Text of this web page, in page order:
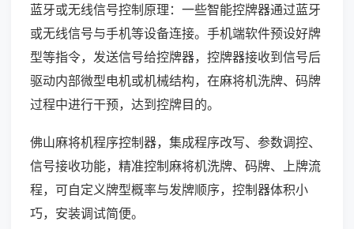
蓝牙或无线信号控制原理：一些智能控牌器通过蓝牙
或无线信号与手机等设备连接。手机端软件预设好牌
型等指令，发送信号给控牌器，控牌器接收到信号后
驱动内部微型电机或机械结构，在麻将机洗牌、码牌
过程中进行干预，达到控牌目的。
佛山麻将机程序控制器，集成程序改写、参数调控、
信号接收功能，精准控制麻将机洗牌、码牌、上牌流
程，可自定义牌型概率与发牌顺序，控制器体积小
巧，安装调试简便。